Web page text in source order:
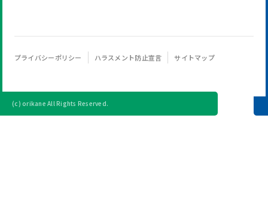
プライバシーポリシー ハラスメント防止宣言 サイトマップ
(c) orikane All Rights Reserved.